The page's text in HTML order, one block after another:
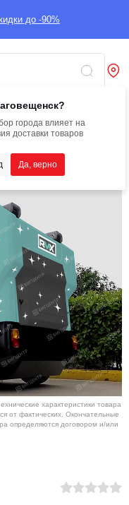
до -90%
города влияет на
доставки товаров
Да, верно
СРЕДА
SW21ECO
характеристики товара
от фактических. Окончательные
определяются договором и/или